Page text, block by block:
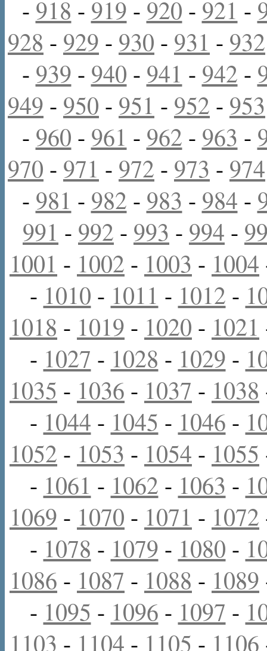
- 918 - 919 - 920 - 921 -
928 - 929 - 930 - 931 - 932
- 939 - 940 - 941 - 942 -
949 - 950 - 951 - 952 - 953
- 960 - 961 - 962 - 963 -
970 - 971 - 972 - 973 - 974
- 981 - 982 - 983 - 984 -
991 - 992 - 993 - 994 -
1001 - 1002 - 1003 - 1004
- 1010 - 1011 - 1012 -
1018 - 1019 - 1020 - 1021
- 1027 - 1028 - 1029 -
1035 - 1036 - 1037 - 1038
- 1044 - 1045 - 1046 -
1052 - 1053 - 1054 - 1055
- 1061 - 1062 - 1063 -
1069 - 1070 - 1071 - 1072
- 1078 - 1079 - 1080 -
1086 - 1087 - 1088 - 1089
- 1095 - 1096 - 1097 -
1103 - 1104 - 1105 - 1106